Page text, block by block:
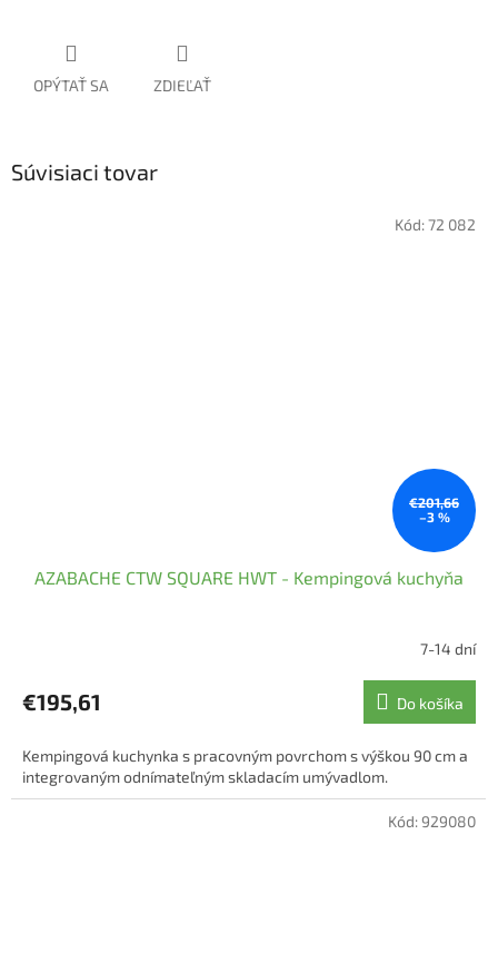
OPÝTAŤ SA ZDIEĽAŤ
Súvisiaci tovar
€201,66
–3 %
AZABACHE CTW SQUARE HWT - Kempingová kuchyňa
produktu
je
z
5
hviezdičiek.
7-14 dní
€195,61 Do košíka
Kempingová kuchynka s pracovným povrchom s výškou 90 cm a
integrovaným odnímateľným skladacím umývadlom.
Kód:72 082
Kód:929080